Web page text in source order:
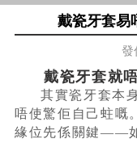
戴瓷牙套易
發
戴瓷牙套就
其實瓷牙套本
唔使驚佢自己蛀嘅
緣位先係關鍵——